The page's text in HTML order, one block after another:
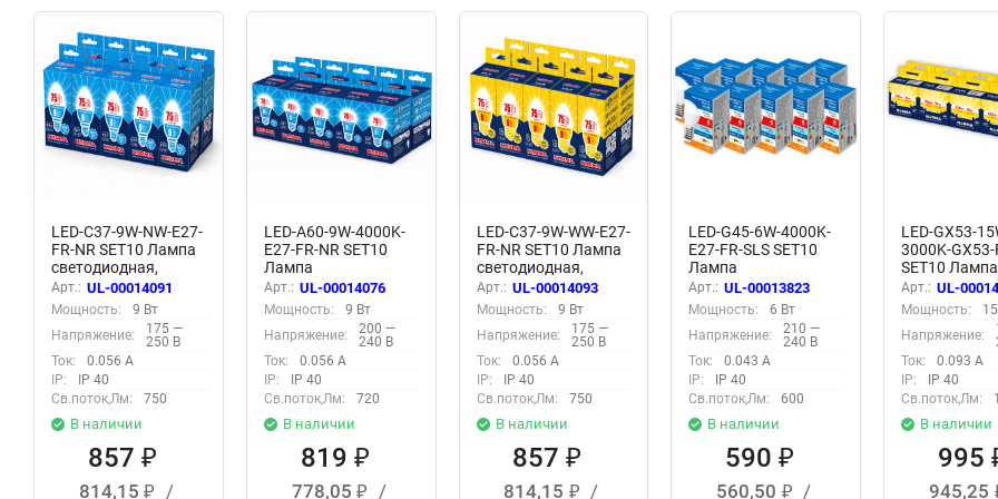
LED-C37-9W-NW-E27-
FR-NR SET10 Лампа
светодиодная,
Форма свеча,
матовая, Серия
Norma, Белый свет
4000K, Упаковка 10
штук
Арт.: UL-00014091
Мощность:
9 Вт
Напряжение:
175 —
250 В
Ток:
0.056 А
IP:
IP 40
Св.поток,Лм:
750
В наличии
857 ₽
814,15 ₽
/
LED-A60-9W-4000K-
E27-FR-NR SET10
Лампа
светодиодная,
Форма A, матовая,
Серия Norma, Белый
свет 4000K, Картон,
Упаковка 10 штук
Арт.: UL-00014076
Мощность:
9 Вт
Напряжение:
200 —
240 В
Ток:
0.056 А
IP:
IP 40
Св.поток,Лм:
720
В наличии
819 ₽
778,05 ₽
/
LED-C37-9W-WW-E27-
FR-NR SET10 Лампа
светодиодная,
Форма свеча,
матовая, Серия
Norma, Теплый
белый свет 3000K,
Упаковка 10 штук
Арт.: UL-00014093
Мощность:
9 Вт
Напряжение:
175 —
250 В
Ток:
0.056 А
IP:
IP 40
Св.поток,Лм:
750
В наличии
857₽
814,15 ₽
/
LED-G45-6W-4000K-
E27-FR-SLS SET10
Лампа
светодиодная,
Форма шар,
матовая, Серия
Optima, Белый свет
4000K, Упаковка 10
штук
Арт.: UL-00013823
Мощность:
6 Вт
Напряжение:
210 —
240 В
Ток:
0.043 А
IP:
IP 40
Св.поток,Лм:
600
В наличии
590₽
560,50 ₽
/
LED-GX53-
3000K-GX53-
SET10 Лампа
матовая,
Norma,
белый свет
Упаковка 10
Арт.: UL-
Мощность:
Напряжение:
Ток:
0.093 А
IP:
IP 40
Св.поток,Лм:
В наличии
995
945,25